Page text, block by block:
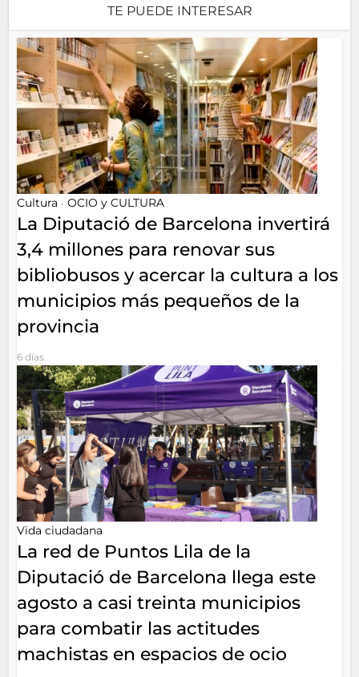
TE PUEDE INTERESAR
Cultura • OCIO y CULTURA
La Diputació de Barcelona invertirá
3,4 millones para renovar sus
bibliobusos y acercar la cultura a los
municipios más pequeños de la
provincia
6 días
Vida ciudadana
La red de Puntos Lila de la
Diputació de Barcelona llega este
agosto a casi treinta municipios
para combatir las actitudes
machistas en espacios de ocio